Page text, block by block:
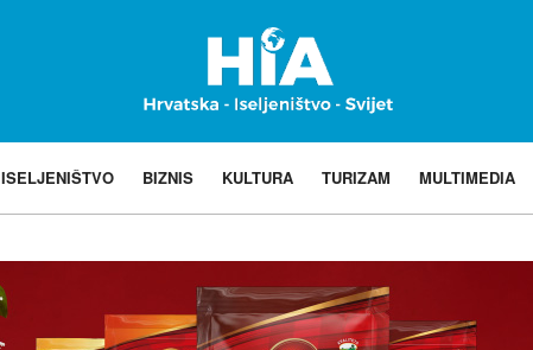
ISELJENIŠTVO BIZNIS KULTURA TURIZAM MULTIMEDIA